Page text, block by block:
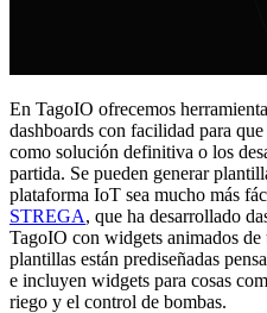
En TagoIO ofrecemos
dashboards con facilidad para
como solución definitiva o los
partida. Se pueden generar
plataforma IoT sea mucho más
STREGA, que ha desarrollado
TagoIO con widgets animados de
plantillas están prediseñadas
e incluyen widgets para cosas
riego y el control de bombas.